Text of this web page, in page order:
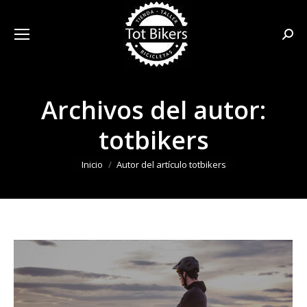
Archivos del autor:
totbikers
Estás aquí:
Inicio Autor del artículo totbikers